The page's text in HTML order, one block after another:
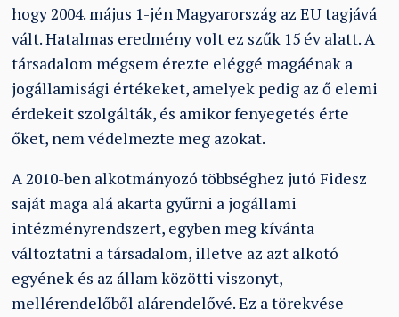
hogy 2004. május 1-jén Magyarország az EU tagjává
vált. Hatalmas eredmény volt ez szűk 15 év alatt. A
társadalom mégsem érezte eléggé magáénak a
jogállamisági értékeket, amelyek pedig az ő elemi
érdekeit szolgálták, és amikor fenyegetés érte
őket, nem védelmezte meg azokat.
A 2010-ben alkotmányozó többséghez jutó Fidesz
saját maga alá akarta gyűrni a jogállami
intézményrendszert, egyben meg kívánta
változtatni a társadalom, illetve az azt alkotó
egyének és az állam közötti viszonyt,
mellérendelőből alárendelővé. Ez a törekvése